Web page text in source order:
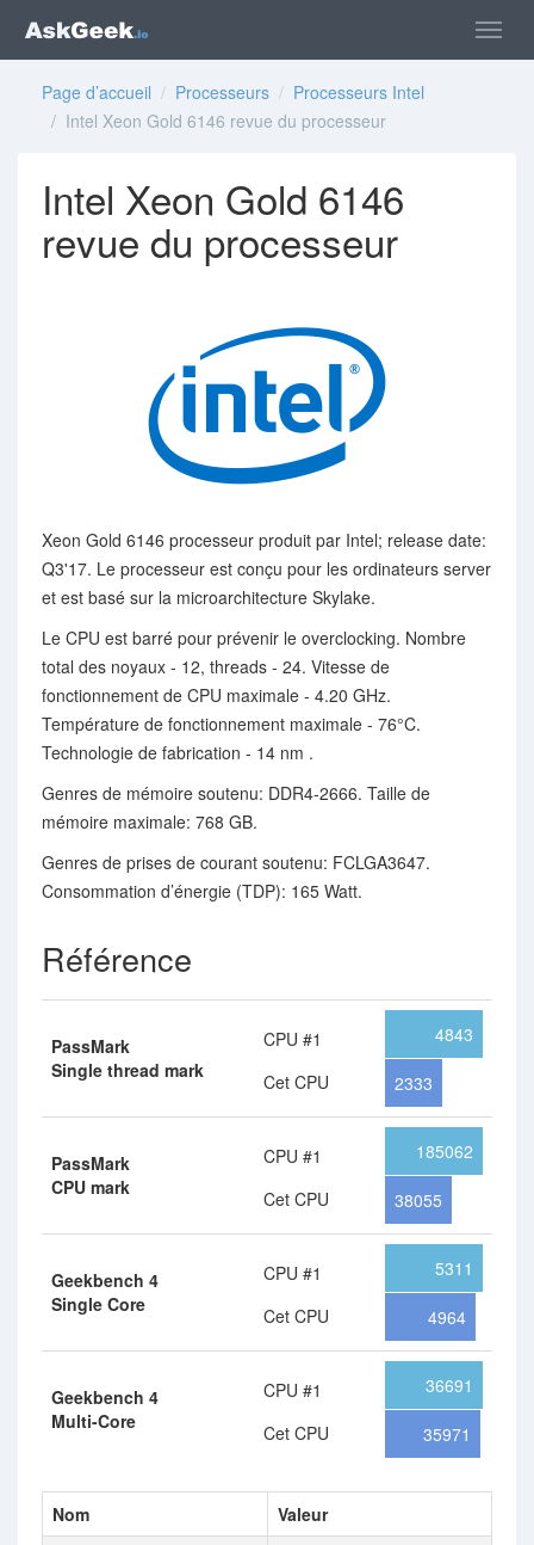
Page d’accueil / Processeurs / Processeurs Intel
/ Intel Xeon Gold 6146 revue du processeur
Intel Xeon Gold 6146
revue du processeur
Xeon Gold 6146 processeur produit par Intel; release date:
Q3'17. Le processeur est conçu pour les ordinateurs server
et est basé sur la microarchitecture Skylake.
Le CPU est barré pour prévenir le overclocking. Nombre
total des noyaux - 12, threads - 24. Vitesse de
fonctionnement de CPU maximale - 4.20 GHz.
Température de fonctionnement maximale - 76°C.
Technologie de fabrication - 14 nm .
Genres de mémoire soutenu: DDR4-2666. Taille de
mémoire maximale: 768 GB.
Genres de prises de courant soutenu: FCLGA3647.
Consommation d’énergie (TDP): 165 Watt.
Référence
PassMark
Single thread mark
CPU #1
Cet CPU
4843
2333
PassMark
CPU mark
CPU #1
Cet CPU
185062
38055
Geekbench 4
Single Core
CPU #1
Cet CPU
5311
4964
Geekbench 4
Multi-Core
CPU #1
Cet CPU
36691
35971
Nom
Valeur